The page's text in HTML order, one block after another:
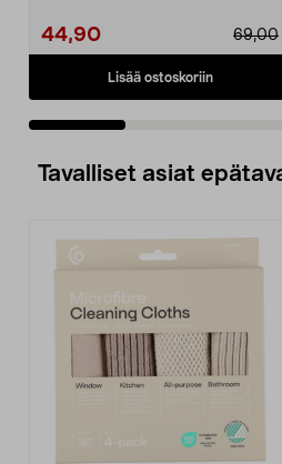
44,90 69,00
Lisää ostoskoriin
Tavalliset asiat